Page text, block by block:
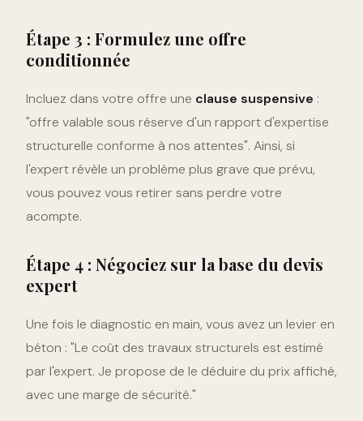
Étape 3 : Formulez une offre
conditionnée
Incluez dans votre offre une clause suspensive :
"offre valable sous réserve d'un rapport d'expertise
structurelle conforme à nos attentes". Ainsi, si
l'expert révèle un problème plus grave que prévu,
vous pouvez vous retirer sans perdre votre
acompte.
Étape 4 : Négociez sur la base du devis
expert
Une fois le diagnostic en main, vous avez un levier en
béton : "Le coût des travaux structurels est estimé
par l'expert. Je propose de le déduire du prix affiché,
avec une marge de sécurité."